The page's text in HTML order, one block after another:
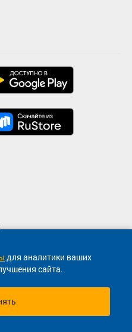
для аналитики ваших
сайта.
сервис продажи